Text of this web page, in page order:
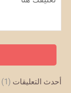
أحدث التعليقات (1)